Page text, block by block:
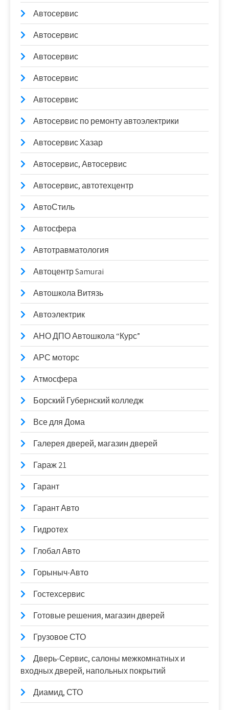
Автосервис
Автосервис
Автосервис
Автосервис
Автосервис
Автосервис по ремонту автоэлектрики
Автосервис Хазар
Автосервис, Автосервис
Автосервис, автотехцентр
АвтоСтиль
Автосфера
Автотравматология
Автоцентр Samurai
Автошкола Витязь
Автоэлектрик
АНО ДПО Автошкола “Курс”
АРС моторс
Атмосфера
Борский Губернский колледж
Все для Дома
Галерея дверей, магазин дверей
Гараж 21
Гарант
Гарант Авто
Гидротех
Глобал Авто
Горыныч-Авто
Гостехсервис
Готовые решения, магазин дверей
Грузовое СТО
Дверь-Сервис, салоны межкомнатных и
входных дверей, напольных покрытий
Диамид, СТО